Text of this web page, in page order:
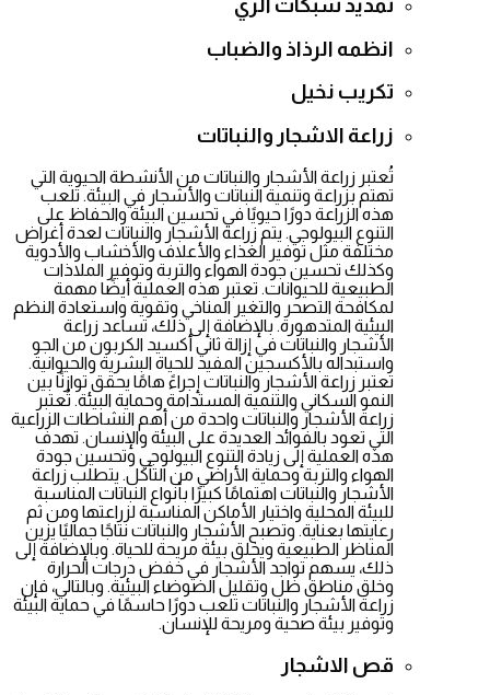
تمديد شبكات الري
انظمه الرذاذ والضباب
تكريب نخيل
زراعة الاشجار والنباتات
تُعتبر زراعة الأشجار والنباتات من الأنشطة الحيوية التي
تهتم بزراعة وتنمية النباتات والأشجار في البيئة. تلعب
هذه الزراعة دورًا حيويًا في تحسين البيئة والحفاظ على
التنوع البيولوجي. يتم زراعة الأشجار والنباتات لعدة أغراض
مختلفة مثل توفير الغذاء والأعلاف والأخشاب والأدوية
وكذلك تحسين جودة الهواء والتربة وتوفير الملاذات
الطبيعية للحيوانات. تعتبر هذه العملية أيضًا مهمة
لمكافحة التصحر والتغير المناخي وتقوية واستعادة النظم
البيئية المتدهورة. بالإضافة إلى ذلك، تساعد زراعة
الأشجار والنباتات في إزالة ثاني أكسيد الكربون من الجو
واستبداله بالأكسجين المفيد للحياة البشرية والحيوانية.
تعتبر زراعة الأشجار والنباتات إجراءً هامًا يحقق توازنًا بين
النمو السكاني والتنمية المستدامة وحماية البيئة. تُعتبر
زراعة الأشجار والنباتات واحدة من أهم النشاطات الزراعية
التي تعود بالفوائد العديدة على البيئة والإنسان. تهدف
هذه العملية إلى زيادة التنوع البيولوجي وتحسين جودة
الهواء والتربة وحماية الأراضي من التآكل. يتطلب زراعة
الأشجار والنباتات اهتمامًا كبيرًا بأنواع النباتات المناسبة
للبيئة المحلية واختيار الأماكن المناسبة لزراعتها ومن ثم
رعايتها بعناية. وتصبح الأشجار والنباتات نتاجًا جماليًا يزين
المناظر الطبيعية ويخلق بيئة مريحة للحياة. وبالإضافة إلى
ذلك، يسهم تواجد الأشجار في خفض درجات الحرارة
وخلق مناطق ظل وتقليل الضوضاء البيئية. وبالتالي، فإن
زراعة الأشجار والنباتات تلعب دورًا حاسمًا في حماية البيئة
وتوفير بيئة صحية ومريحة للإنسان.
قص الاشجار